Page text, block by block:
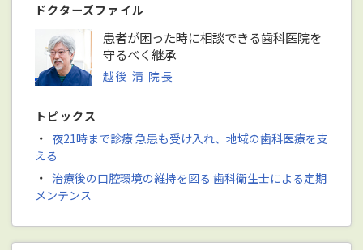
ドクターズファイル
患者が困った時に相談できる歯科医院を
守るべく継承
越後 清 院長
トピックス
・ 夜21時まで診療 急患も受け入れ、地域の歯科医療を支
える
・ 治療後の口腔環境の維持を図る 歯科衛生士による定期
メンテンス